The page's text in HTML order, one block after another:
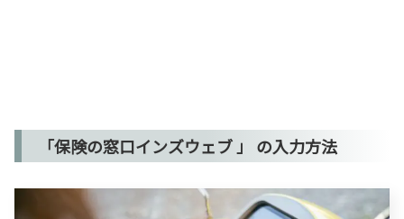
「保険の窓口インズウェブ 」 の入力方法